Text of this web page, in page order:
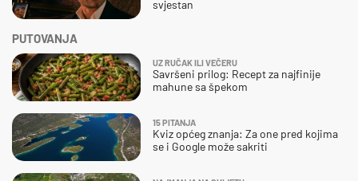
svjestan
PUTOVANJA
UZ RUČAK ILI VEČERU
Savršeni prilog: Recept za najfinije
mahune sa špekom
15 PITANJA
Kviz općeg znanja: Za one pred kojima
se i Google može sakriti